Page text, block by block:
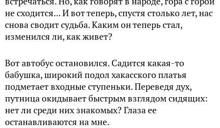
не сходится... И вот теперь, спустя столько лет, нас
снова сводит судьба. Каким он теперь стал,
изменился ли, как живет?
Вот автобус остановился. Садится какая-то
бабушка, широкий подол хакасского платья
подметает входные ступеньки. Переведя дух,
путница окидывает быстрым взглядом сидящих:
нет ли среди них знакомых? Глаза ее
останавливаются на мне.